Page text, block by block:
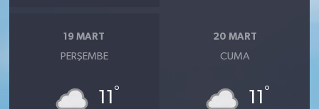
19 MART
PERŞEMBE
11 °
20 MART
CUMA
11 °